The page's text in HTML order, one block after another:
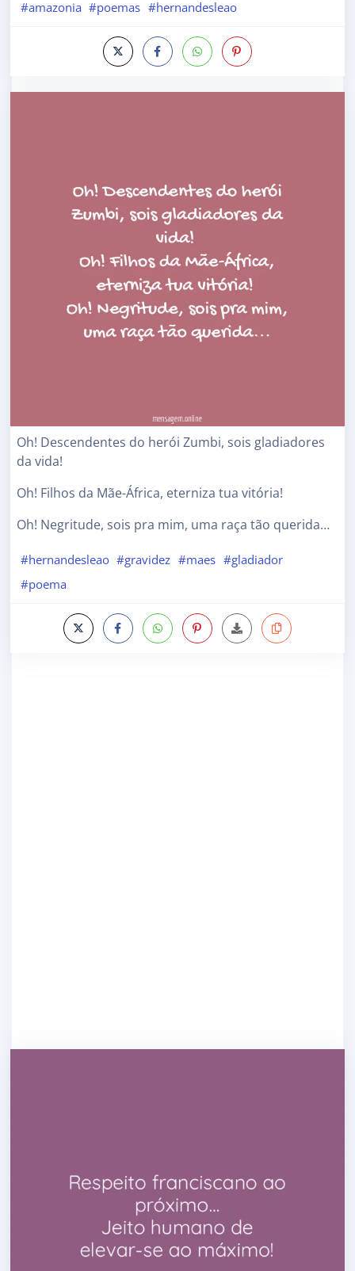
#amazonia #poemas #hernandesleao
Oh! Descendentes do herói Zumbi, sois gladiadores
da vida!
Oh! Filhos da Mãe-África, eterniza tua vitória!
Oh! Negritude, sois pra mim, uma raça tão querida…
#hernandesleao #gravidez #maes #gladiador
#poema